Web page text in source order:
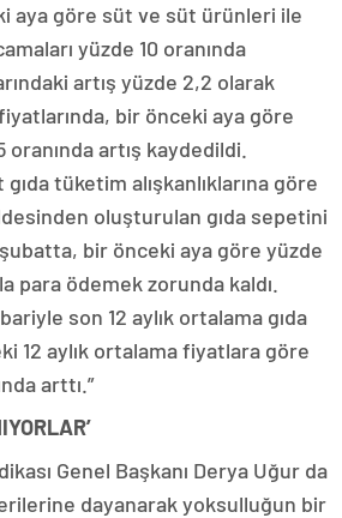
aya göre süt ve süt ürünleri ile
yüzde 10 oranında
artış yüzde 2,2 olarak
bir önceki aya göre
artış kaydedildi.
tüketim alışkanlıklarına göre
oluşturulan gıda sepetini
bir önceki aya göre yüzde
para ödemek zorunda kaldı.
son 12 aylık ortalama gıda
12 aylık ortalama fiyatlara göre
arttı.”
Genel Başkanı Derya Uğur da
dayanarak yoksulluğun bir